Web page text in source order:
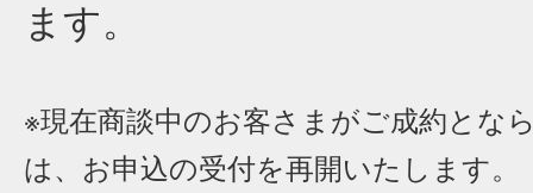
ます。
※現在商談中のお客さまがご成約とな
は、お申込の受付を再開いたします。